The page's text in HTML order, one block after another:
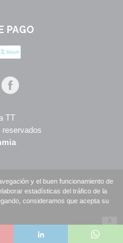
PAGO
TT
y el buen funcionamiento de
estadísticas del tráfico de la
consideramos que acepta su